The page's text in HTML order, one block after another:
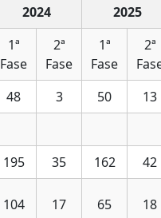
2024
2025
1ª
Fase
2ª
Fase
1ª
Fase
2ª
48 3 50
13
195 35 162
42
104 17 65 18